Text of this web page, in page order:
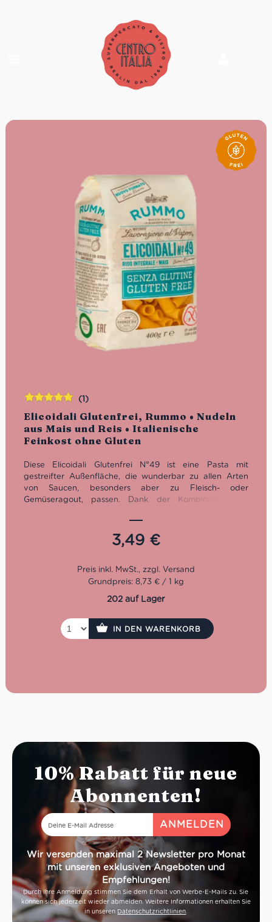
Elicoidali Glutenfrei, Rummo • Nudeln
aus Mais und Reis • Italienische
Feinkost ohne Gluten
(1)
Diese Elicoidali Glutenfrei N°49 ist eine Pasta mit
gestreifter Außenfläche, die wunderbar zu allen Arten
von Saucen, besonders aber zu Fleisch- oder
Gemüseragout, passen. Dank der Kombination aus
einer Glutenunverträglichkeit in den Genuss des
italienischen Nudel-Klassikers kommen.
Kochzeit: 11 Minuten
Packung: 400 g
3,49 €
Bewertet
mit5.00von
5
Grundpreis: 8,73 € / 1 kg
202 auf Lager
IN DEN WARENKORB
10% Rabatt für neue
Abonnenten!
Wir versenden maximal 2 Newsletter pro Monat
mit unseren exklusiven Angeboten und
Empfehlungen!
Durch Ihre Anmeldung stimmen Sie dem Erhalt von Werbe-E-Mails zu. Sie
können sich jederzeit wieder abmelden. Weitere Informationen erhalten Sie
in unseren Datenschutzrichtlinien